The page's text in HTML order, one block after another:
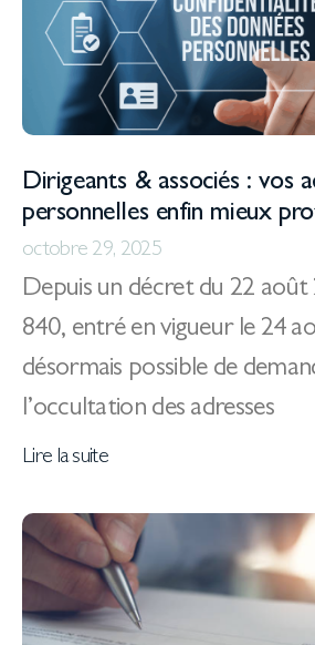
Dirigeants & associés : vos
personnelles enfin mieux
octobre 29, 2025
Depuis un décret du 22 août
840, entré en vigueur le 24
désormais possible de
l’occultation des adresses
Lire la suite